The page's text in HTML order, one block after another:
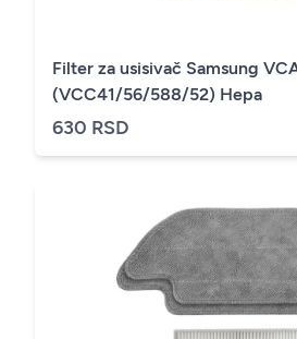
Filter za usisivač Samsung
(VCC41/56/588/52) Hepa
630 RSD